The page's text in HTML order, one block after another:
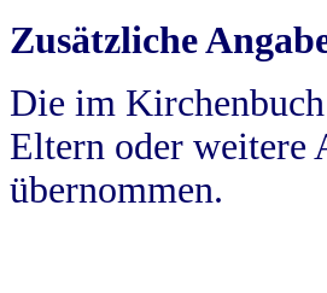
Zusätzliche
Die im
Eltern oder weitere
übernommen.